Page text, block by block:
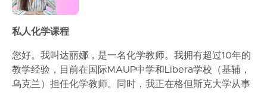
私人化学课程
您好。我叫达丽娜，是一名化学教师。我拥有超过10年的
教学经验，目前在国际MAUP中学和Libera学校（基辅，
乌克兰）担任化学教师。同时，我正在格但斯克大学从事